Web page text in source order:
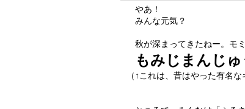
やあ！
みんな元気？
秋が深まってきたねー。モ
もみじまんじゅ
（↑これは、昔はやった有名